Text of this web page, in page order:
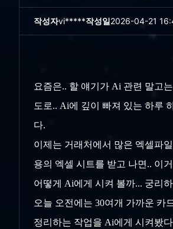
작성자vi*****작성일2026-04-21
요즘은.. 할 얘기가 Ai 관련 말고
도로.. Ai에 깊이 빠져 있는 하루
다.
이제는 거래처에서 많은 엑셀파
용의 엑셀 시트를 받고 나면.. 이
어떻게 Ai에게 시켜 볼까... 궁리
오늘 오전에는 30여개 가까운 카
정리하는 작업을 Ai에게 시켜봤